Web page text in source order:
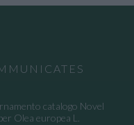
catalogo Novel
Olea europea L.